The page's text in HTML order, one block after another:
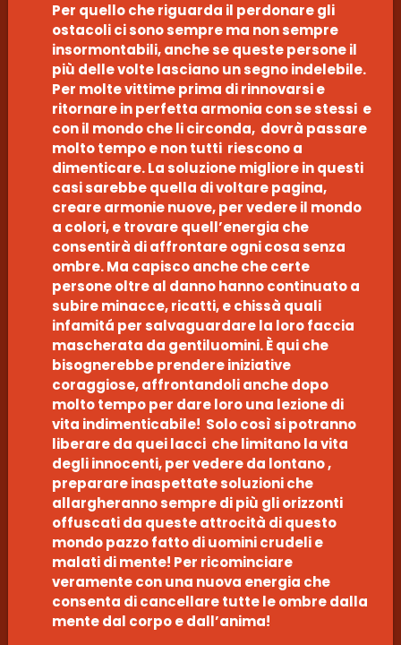
Per quello che riguarda il perdonare gli
ostacoli ci sono sempre ma non sempre
insormontabili, anche se queste persone il
più delle volte lasciano un segno indelebile.
Per molte vittime prima di rinnovarsi e
ritornare in perfetta armonia con se stessi e
con il mondo che li circonda, dovrà passare
molto tempo e non tutti riescono a
dimenticare. La soluzione migliore in questi
casi sarebbe quella di voltare pagina,
creare armonie nuove, per vedere il mondo
a colori, e trovare quell’energia che
consentirà di affrontare ogni cosa senza
ombre. Ma capisco anche che certe
persone oltre al danno hanno continuato a
subire minacce, ricatti, e chissà quali
infamitá per salvaguardare la loro faccia
mascherata da gentiluomini. È qui che
bisognerebbe prendere iniziative
coraggiose, affrontandoli anche dopo
molto tempo per dare loro una lezione di
vita indimenticabile! Solo così si potranno
liberare da quei lacci che limitano la vita
degli innocenti, per vedere da lontano ,
preparare inaspettate soluzioni che
allargheranno sempre di più gli orizzonti
offuscati da queste attrocità di questo
mondo pazzo fatto di uomini crudeli e
malati di mente! Per ricominciare
veramente con una nuova energia che
consenta di cancellare tutte le ombre dalla
mente dal corpo e dall’anima!